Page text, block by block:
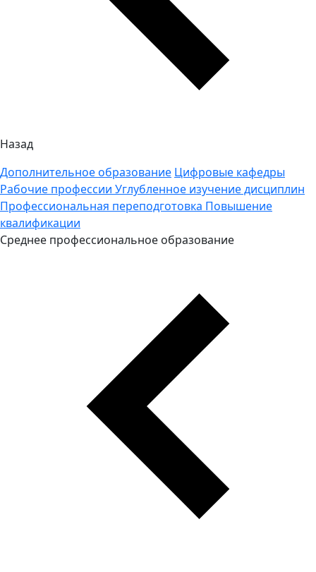
Назад
Дополнительное образование Цифровые кафедры
Рабочие профессии Углубленное изучение дисциплин
Профессиональная переподготовка Повышение
квалификации
Среднее профессиональное образование